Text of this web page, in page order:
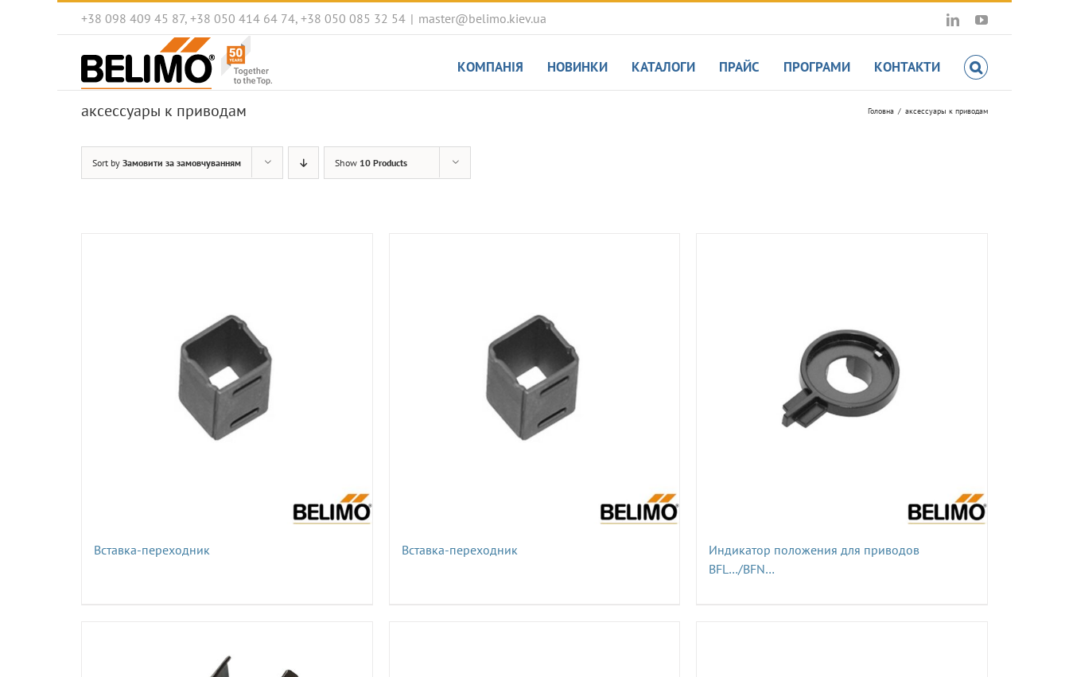
+38 098 409 45 87, +38 050 414 64 74, +38 050 085 32 54 | master@belimo.kiev.ua LinkedInYouTube
КОМПАНІЯ НОВИНКИ КАТАЛОГИ ПРАЙС ПРОГРАМИ КОНТАКТИ
аксессуары к приводам Головна аксессуары к приводам
Sort by Замовити за замовчуванням Show 10 Products
Вставка-переходник Вставка-переходник
Индикатор положения для приводов
BFL…/BFN…